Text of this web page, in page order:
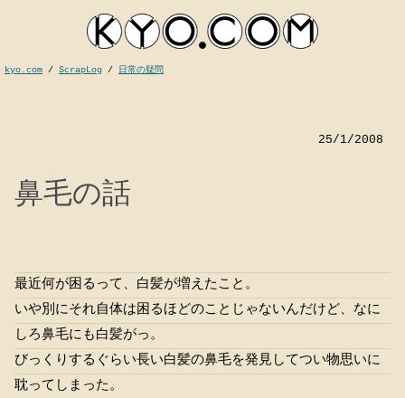
kyocom
kyo.com / ScrapLog / 日常の疑問
25/1/2008
鼻毛の話
最近何が困るって、白髪が増えたこと。
いや別にそれ自体は困るほどのことじゃないんだけど、なに
しろ鼻毛にも白髪がっ。
びっくりするぐらい長い白髪の鼻毛を発見してつい物思いに
耽ってしまった。